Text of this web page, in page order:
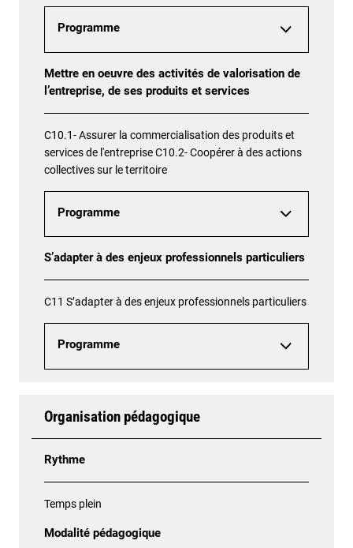
Programme
Mettre en oeuvre des activités de valorisation de
l’entreprise, de ses produits et services
C10.1- Assurer la commercialisation des produits et
services de l'entreprise C10.2- Coopérer à des actions
collectives sur le territoire
Programme
S’adapter à des enjeux professionnels particuliers
C11 S’adapter à des enjeux professionnels particuliers
Programme
Organisation pédagogique
Rythme
Temps plein
Modalité pédagogique